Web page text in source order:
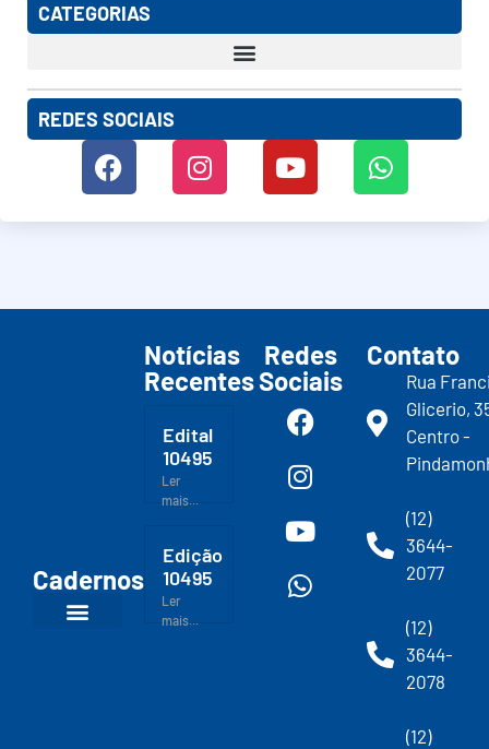
CATEGORIAS
REDES SOCIAIS
Cadernos
Notícias
Recentes
Edital
10495
Ler
mais...
Edição
10495
Ler
mais...
Redes
Sociais
Contato
Rua
Glicerio,
Centro -
(12)
3644-
2077
(12)
3644-
2078
(12)